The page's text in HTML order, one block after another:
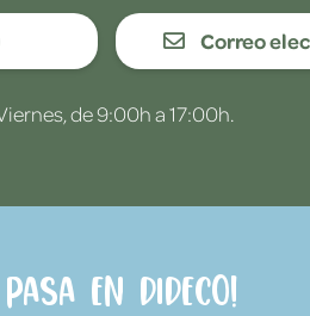
Correo
de 9:00h a 17:00h.
en Dideco!